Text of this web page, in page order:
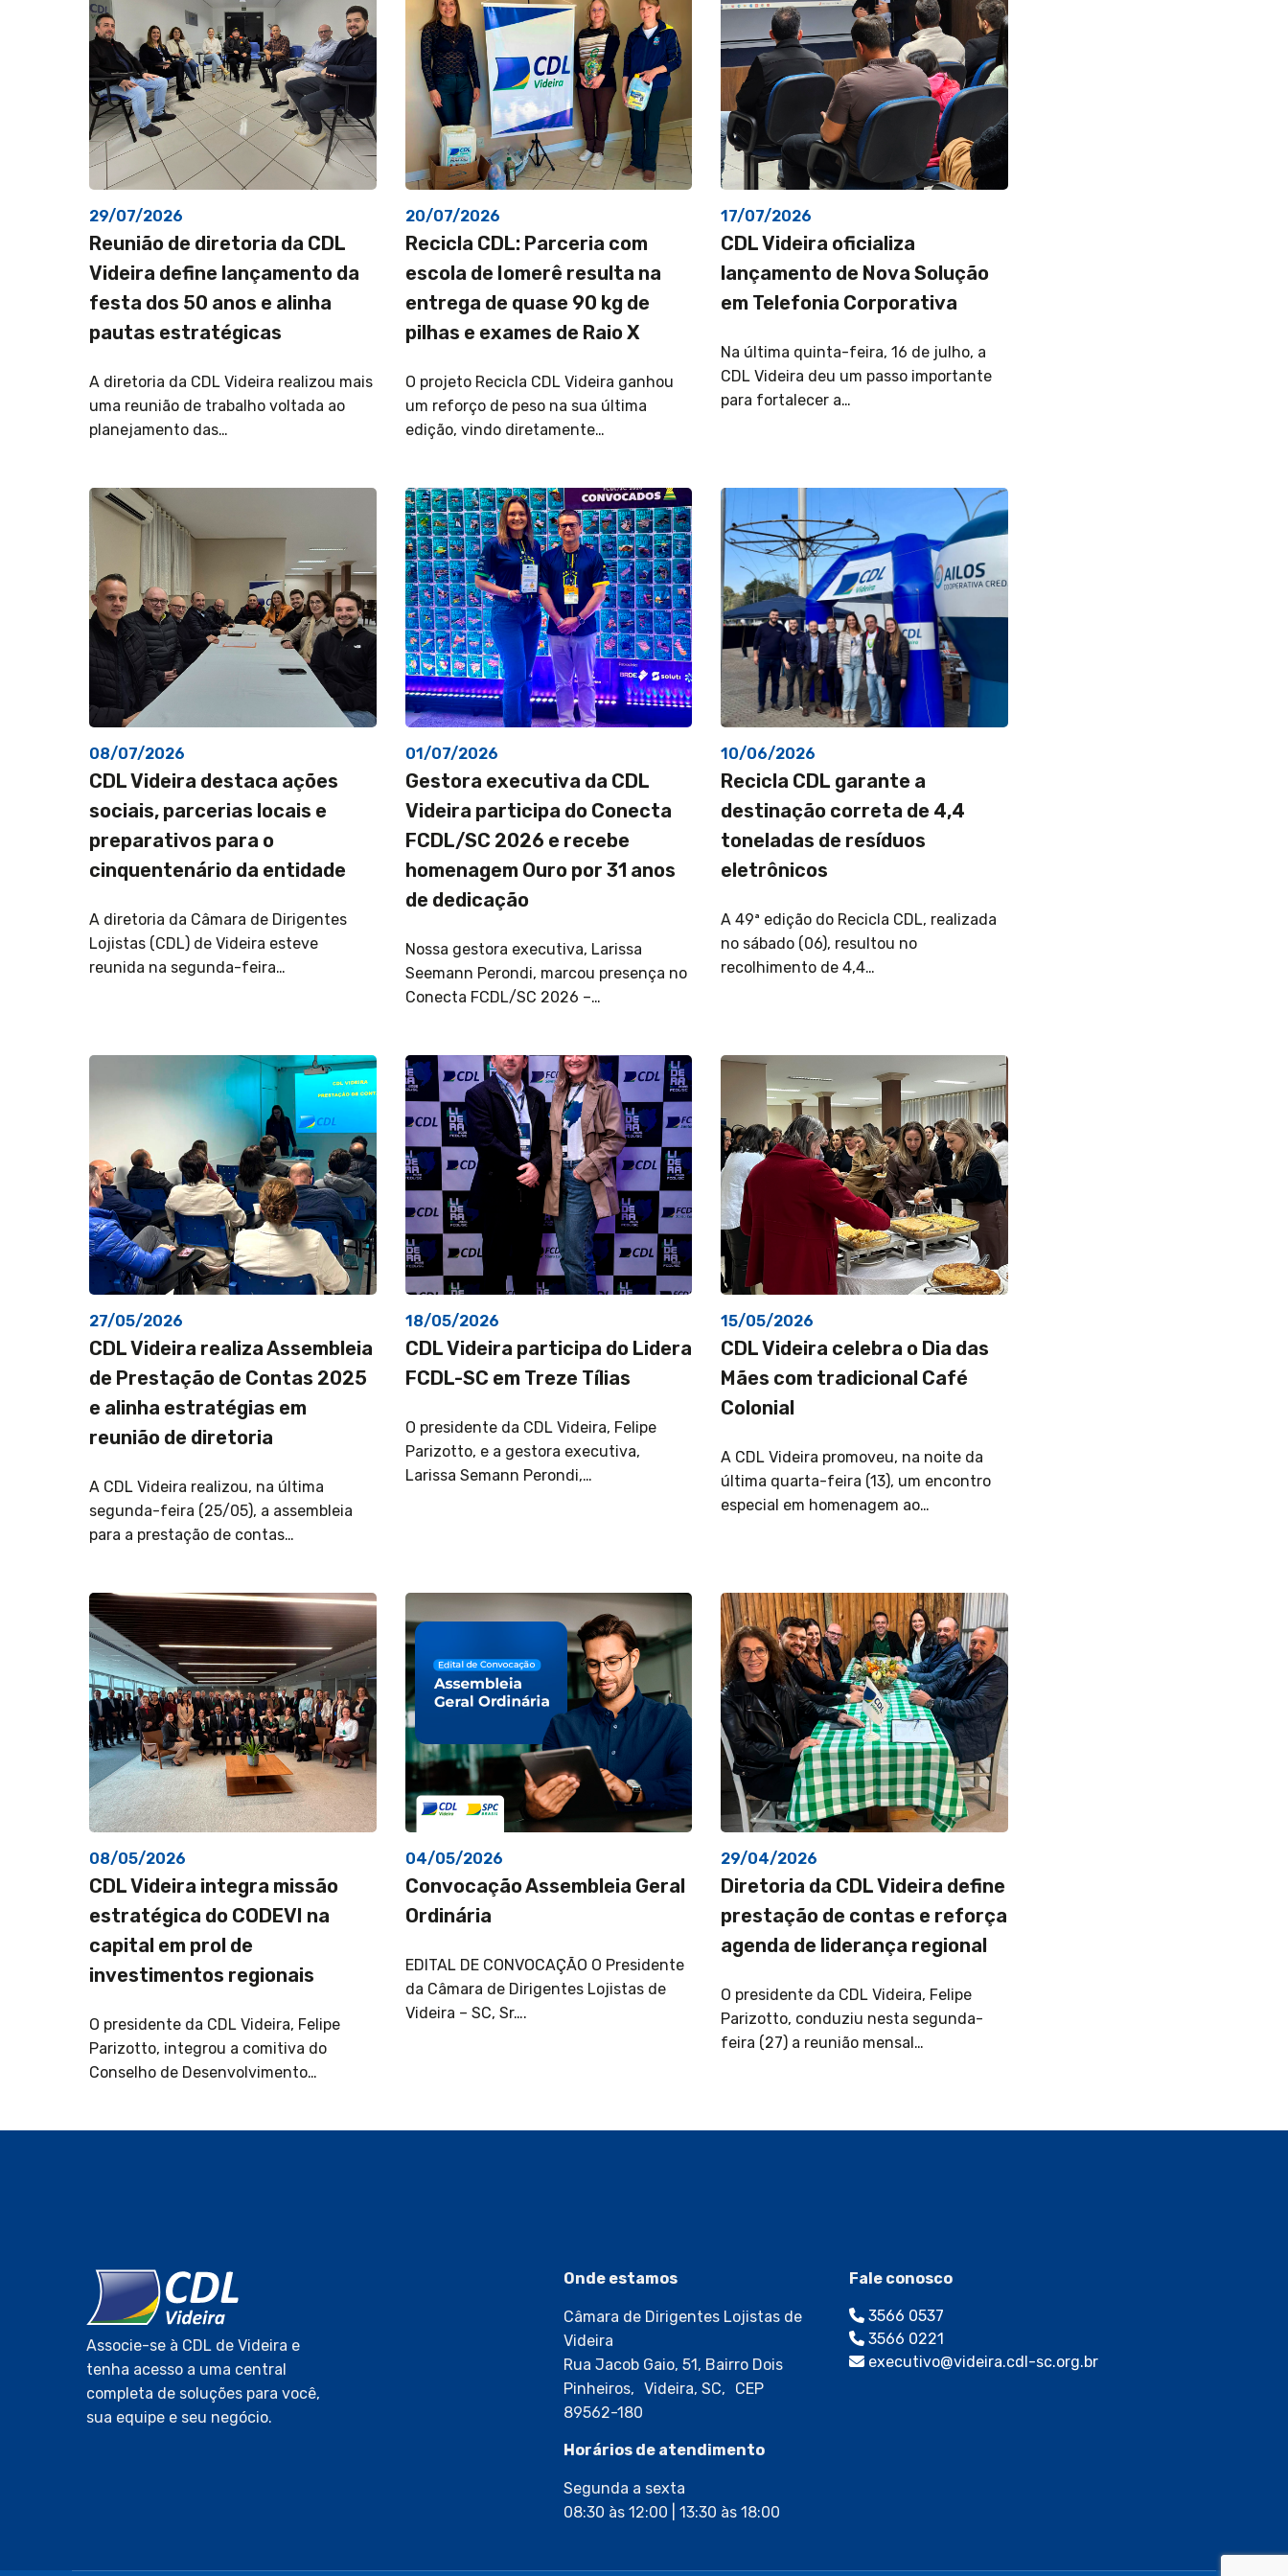
29/07/2026
Reunião de diretoria da CDL
Videira define lançamento da
festa dos 50 anos e alinha
pautas estratégicas
A diretoria da CDL Videira realizou mais
uma reunião de trabalho voltada ao
planejamento das…
20/07/2026
Recicla CDL: Parceria com
escola de Iomerê resulta na
entrega de quase 90 kg de
pilhas e exames de Raio X
O projeto Recicla CDL Videira ganhou
um reforço de peso na sua última
edição, vindo diretamente…
17/07/2026
CDL Videira oficializa
lançamento de Nova Solução
em Telefonia Corporativa
Na última quinta-feira, 16 de julho, a
CDL Videira deu um passo importante
para fortalecer a…
08/07/2026
CDL Videira destaca ações
sociais, parcerias locais e
preparativos para o
cinquentenário da entidade
A diretoria da Câmara de Dirigentes
Lojistas (CDL) de Videira esteve
reunida na segunda-feira…
01/07/2026
Gestora executiva da CDL
Videira participa do Conecta
FCDL/SC 2026 e recebe
homenagem Ouro por 31 anos
de dedicação
Nossa gestora executiva, Larissa
Seemann Perondi, marcou presença no
Conecta FCDL/SC 2026 –…
10/06/2026
Recicla CDL garante a
destinação correta de 4,4
toneladas de resíduos
eletrônicos
A 49ª edição do Recicla CDL, realizada
no sábado (06), resultou no
recolhimento de 4,4…
27/05/2026
CDL Videira realiza Assembleia
de Prestação de Contas 2025
e alinha estratégias em
reunião de diretoria
A CDL Videira realizou, na última
segunda-feira (25/05), a assembleia
para a prestação de contas…
18/05/2026
CDL Videira participa do Lidera
FCDL-SC em Treze Tílias
O presidente da CDL Videira, Felipe
Parizotto, e a gestora executiva,
Larissa Semann Perondi,…
15/05/2026
CDL Videira celebra o Dia das
Mães com tradicional Café
Colonial
A CDL Videira promoveu, na noite da
última quarta-feira (13), um encontro
especial em homenagem ao…
08/05/2026
CDL Videira integra missão
estratégica do CODEVI na
capital em prol de
investimentos regionais
O presidente da CDL Videira, Felipe
Parizotto, integrou a comitiva do
Conselho de Desenvolvimento…
04/05/2026
Convocação Assembleia Geral
Ordinária
EDITAL DE CONVOCAÇÃO O Presidente
da Câmara de Dirigentes Lojistas de
Videira – SC, Sr….
29/04/2026
Diretoria da CDL Videira define
prestação de contas e reforça
agenda de liderança regional
O presidente da CDL Videira, Felipe
Parizotto, conduziu nesta segunda-
feira (27) a reunião mensal…
Associe-se à CDL de Videira e
tenha acesso a uma central
completa de soluções para você,
sua equipe e seu negócio.
Onde estamos
Câmara de Dirigentes Lojistas de
Videira
Rua Jacob Gaio, 51, Bairro Dois
Pinheiros, Videira, SC, CEP
89562-180
Horários de atendimento
Segunda a sexta
08:30 às 12:00 | 13:30 às 18:00
Fale conosco
3566 0537
3566 0221
executivo@videira.cdl-sc.org.br